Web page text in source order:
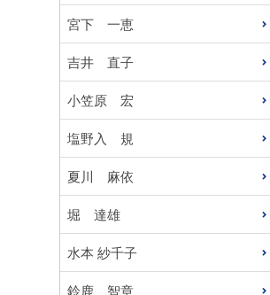
宮下 一恵
吉井 直子
小笠原 宏
塩野入 規
夏川 麻依
堀 達雄
水本 紗千子
鈴鹿 智章